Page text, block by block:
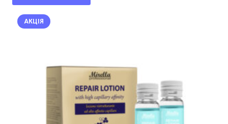
АКЦІЯ